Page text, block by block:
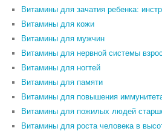
Витамины для зачатия ребенка:
Витамины для кожи
Витамины для мужчин
Витамины для нервной системы
Витамины для ногтей
Витамины для памяти
Витамины для повышения
Витамины для пожилых людей
Витамины для роста человека в